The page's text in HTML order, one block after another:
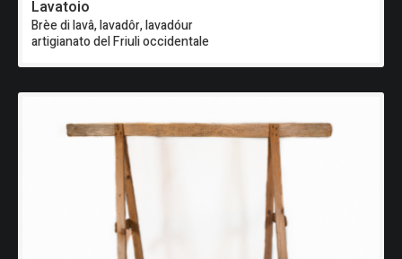
Lavatoio
Brèe di lavâ, lavadôr, lavadóur
artigianato del Friuli occidentale